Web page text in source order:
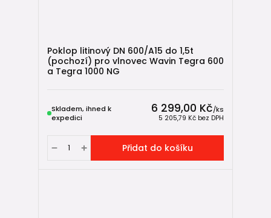
Poklop litinový DN 600/A15 do 1,5t
(pochozí) pro vlnovec Wavin Tegra 600
a Tegra 1000 NG
6 299,00 Kč/ks
5 205,79 Kč bez DPH
Skladem, ihned k
expedici
Přidat do košíku